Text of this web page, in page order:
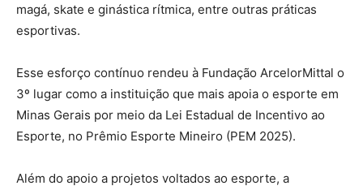
magá, skate e ginástica rítmica, entre outras práticas
esportivas.
Esse esforço contínuo rendeu à Fundação ArcelorMittal o
3º lugar como a instituição que mais apoia o esporte em
Minas Gerais por meio da Lei Estadual de Incentivo ao
Esporte, no Prêmio Esporte Mineiro (PEM 2025).
Além do apoio a projetos voltados ao esporte, a